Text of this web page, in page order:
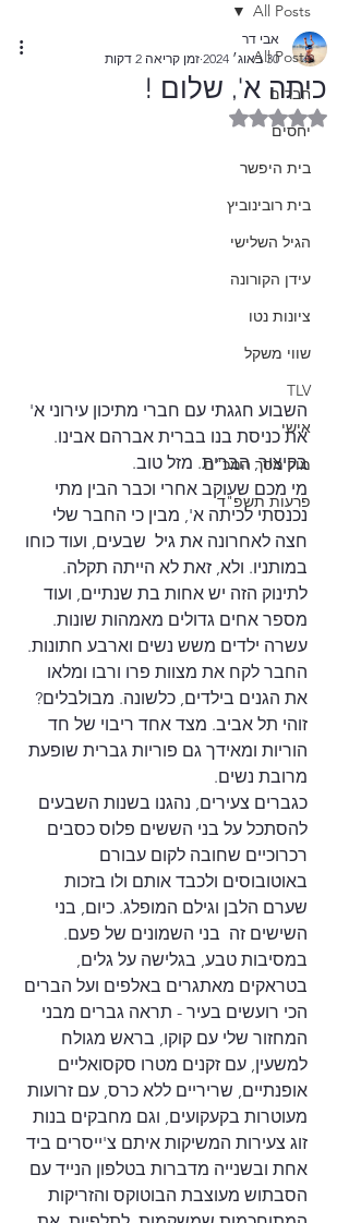
All Posts
חברים
יחסים
בית היפשר
בית רובינוביץ
הגיל השלישי
עידן הקורונה
ציונות נטו
שווי משקל
TLV
אישי
מול מסך המכ"ם
פרעות תשפ"ד
All Posts
כיתה א', שלום !
אבי דר
30 באוג׳ 2024
זמן קריאה 2 דקות
דירוג של NaN מתוך 5 כוכבים
השבוע חגגתי עם חברי מתיכון עירוני א'
את כניסת בנו בברית אברהם אבינו.
בקיצור, הברית. מזל טוב.
מי מכם שעוקב אחרי וכבר הבין מתי
נכנסתי לכיתה א', מבין כי החבר שלי
חצה לאחרונה את גיל  שבעים, ועוד כוחו
במותניו. ולא, זאת לא הייתה תקלה.
לתינוק הזה יש אחות בת שנתיים, ועוד
מספר אחים גדולים מאמהות שונות.
עשרה ילדים משש נשים וארבע חתונות.
החבר לקח את מצוות פרו ורבו ומלאו
את הגנים בילדים, כלשונה. מבולבלים?
זוהי תל אביב. מצד אחד ריבוי של חד
הוריות ומאידך גם פוריות גברית שופעת
מרובת נשים.
כגברים צעירים, נהגנו בשנות השבעים
להסתכל על בני הששים פלוס כסבים
רכרוכיים שחובה לקום עבורם
באוטובוסים ולכבד אותם ולו בזכות
שערם הלבן וגילם המופלג. כיום, בני
השישים זה  בני השמונים של פעם.
במסיבות טבע, בגלישה על גלים,
בטראקים מאתגרים באלפים ועל הברים
הכי רועשים בעיר - תראה גברים מבני
המחזור שלי עם קוקו, בראש מגולח
למשעין, עם זקנים מטרו סקסואליים
אופנתיים, שריריים ללא כרס, עם זרועות
מעוטרות בקעקועים, וגם מחבקים בנות
זוג צעירות המשיקות איתם צ'ייסרים ביד
אחת ובשנייה מדברות בטלפון הנייד עם
הסבתוש מעוצבת הבוטוקס והזריקות